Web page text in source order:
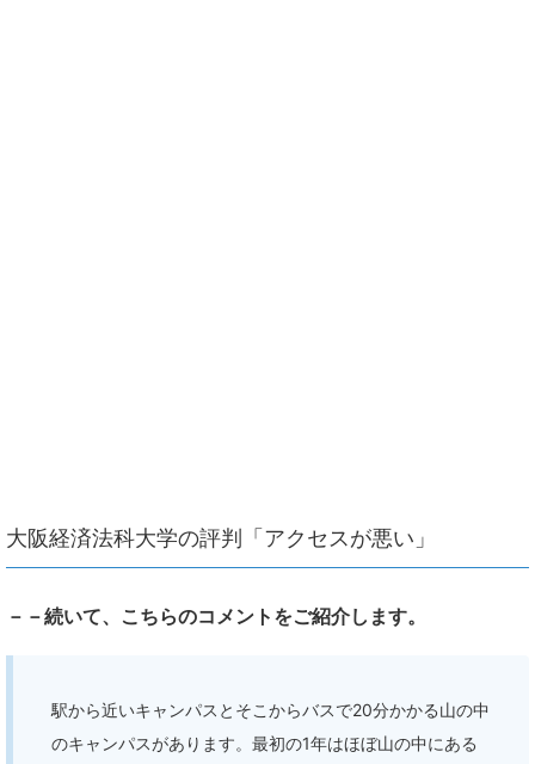
大阪経済法科大学の評判「アクセスが悪い」
－－続いて、こちらのコメントをご紹介します。
駅から近いキャンパスとそこからバスで20分かかる山の中
のキャンパスがあります。最初の1年はほぼ山の中にある